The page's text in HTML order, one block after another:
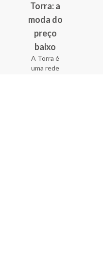
Torra: a
moda do
preço
baixo
A Torra é
uma rede